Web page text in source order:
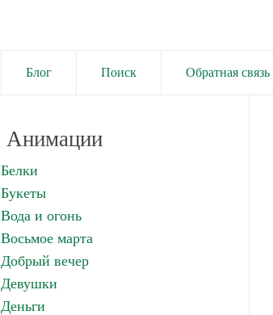
Блог Поиск Обратная связь
Анимации
Белки
Букеты
Вода и огонь
Восьмое марта
Добрый вечер
Девушки
Деньги